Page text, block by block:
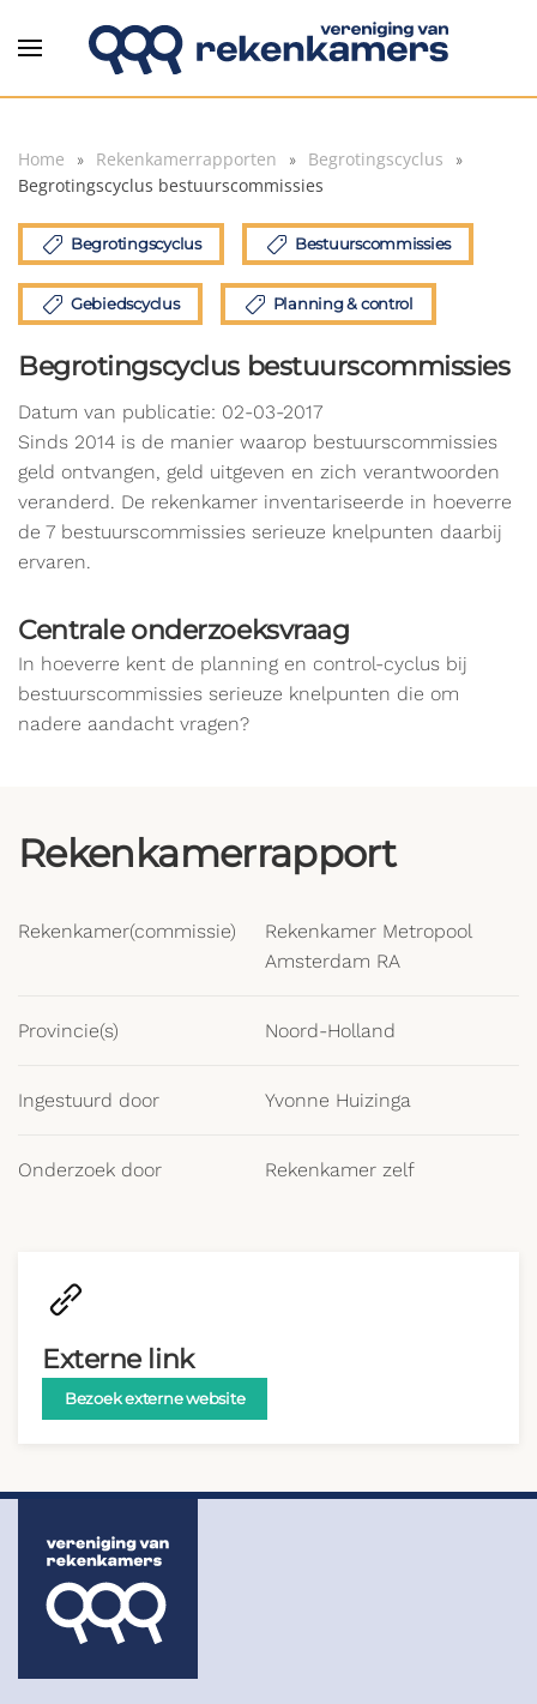
Overslaan en naar de inhoud gaan
Home Rekenkamerrapporten
Begrotingscyclus
Begrotingscyclus bestuurscommissies
Begrotingscyclus Bestuurscommissies
Gebiedscyclus Planning & control
Begrotingscyclus bestuurscommissies
Datum van publicatie: 02-03-2017
Sinds 2014 is de manier waarop bestuurscommissies
geld ontvangen, geld uitgeven en zich verantwoorden
veranderd. De rekenkamer inventariseerde in hoeverre
de 7 bestuurscommissies serieuze knelpunten daarbij
ervaren.
Centrale onderzoeksvraag
In hoeverre kent de planning en control-cyclus bij
bestuurscommissies serieuze knelpunten die om
nadere aandacht vragen?
Rekenkamerrapport
Rekenkamer(commissie)
Rekenkamer Metropool
Amsterdam RA
Provincie(s) Noord-Holland
Ingestuurd door Yvonne Huizinga
Onderzoek door Rekenkamer zelf
Externe link
Bezoek externe website